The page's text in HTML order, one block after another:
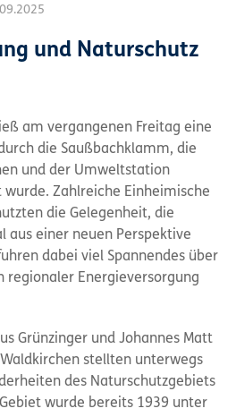
und Naturschutz
am vergangenen Freitag eine
die Saußbachklamm, die
und der Umweltstation
Zahlreiche Einheimische
die Gelegenheit, die
aus einer neuen Perspektive
dabei viel Spannendes über
regionaler Energieversorgung
Grünzinger und Johannes Matt
stellten unterwegs
des Naturschutzgebiets
wurde bereits 1939 unter